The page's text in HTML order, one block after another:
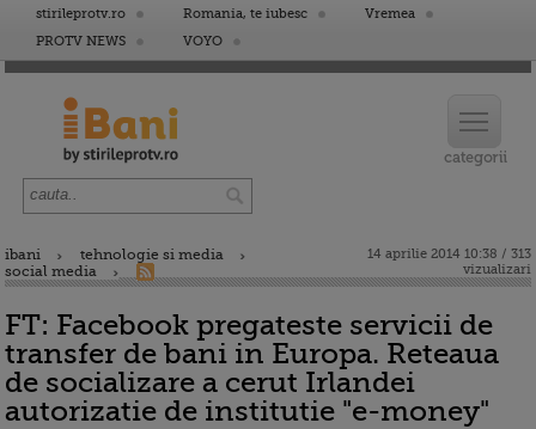
stirileprotv.ro Romania, te iubesc
Vremea
PROTV NEWS
VOYO
ibani
tehnologie si media
social media
14 aprilie 2014 10:38 / 313
vizualizari
FT: Facebook pregateste servicii de
transfer de bani in Europa. Reteaua
de socializare a cerut Irlandei
autorizatie de institutie "e-money"